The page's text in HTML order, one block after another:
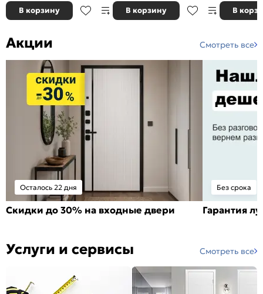
В корзину В корзину В
Акции Смотреть все
Осталось 22 дня
Скидки до 30% на входные двери
Без срока
Гарантия
Услуги и сервисы Смотреть все